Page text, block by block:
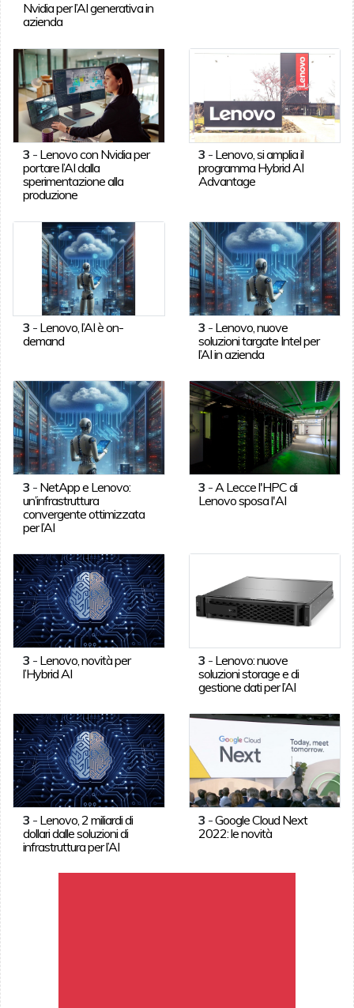
Nvidia per l’AI generativa in
azienda
3 - Lenovo con Nvidia per
portare l’AI dalla
sperimentazione alla
produzione
3 - Lenovo, si amplia il
programma Hybrid AI
Advantage
3 - Lenovo, l’AI è on-
demand
3 - Lenovo, nuove
soluzioni targate Intel per
l’AI in azienda
3 - NetApp e Lenovo:
un’infrastruttura
convergente ottimizzata
per l’AI
3 - A Lecce l'HPC di
Lenovo sposa l'AI
3 - Lenovo, novità per
l’Hybrid AI
3 - Lenovo: nuove
soluzioni storage e di
gestione dati per l’AI
3 - Lenovo, 2 miliardi di
dollari dalle soluzioni di
infrastruttura per l’AI
3 -Google Cloud Next
2022: le novità